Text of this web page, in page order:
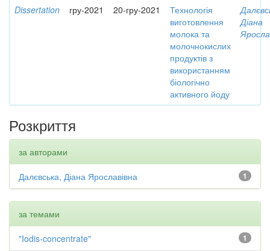
Dissertation гру-2021 20-гру-2021
Технологія
виготовлення
молока та
молочнокислих
продуктів з
використанням
біологічно
активного йоду
Діана
Розкриття
за авторами
1
Далєвська, Діана Ярославівна
за темами
1
"Iodis-concentrate"